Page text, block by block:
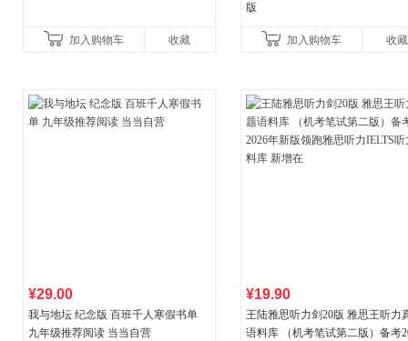
加入购物车 收藏
版
加入购物车 收藏
¥29.00
我与地坛 纪念版 百班千人寒假书单
九年级推荐阅读 当当自营
¥19.90
王陆雅思听力剑20版 雅思王听力
语料库 （机考笔试第二版）备考